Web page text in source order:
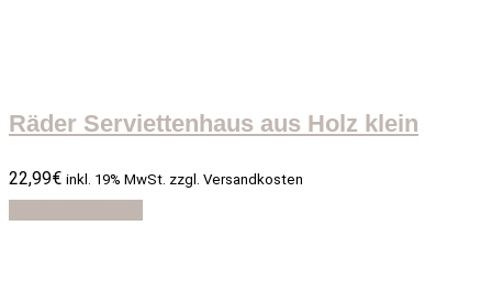
Räder Serviettenhaus aus Holz klein
22,99€ inkl. 19% MwSt. zzgl. Versandkosten